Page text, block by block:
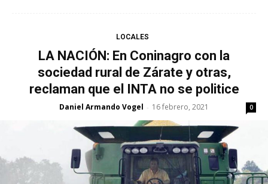
LOCALES
LA NACIÓN: En Coninagro con la
sociedad rural de Zárate y otras,
reclaman que el INTA no se politice
Daniel Armando Vogel - 16 febrero, 2021 0